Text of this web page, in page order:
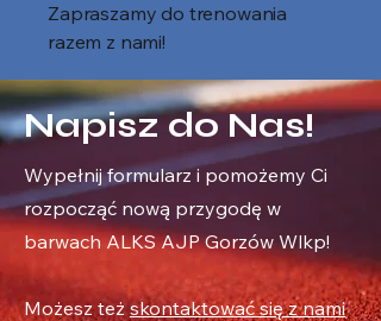
Zapraszamy do trenowania
razem z nami!
Napisz do Nas!
Wypełnij formularz i pomożemy Ci
rozpocząć nową przygodę w
barwach ALKS AJP Gorzów Wlkp!
Możesz teżskontaktować się z nami